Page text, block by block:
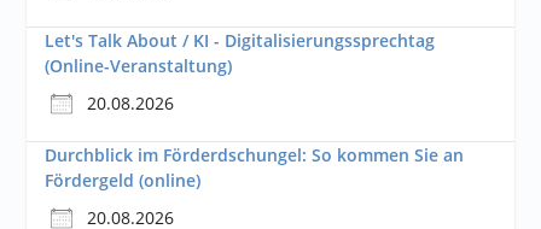
Let's Talk About / KI - Digitalisierungssprechtag
(Online-Veranstaltung)
20.08.2026
Durchblick im Förderdschungel: So kommen Sie an
Fördergeld (online)
20.08.2026